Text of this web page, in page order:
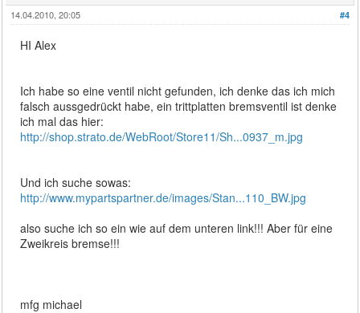
#4
14.04.2010, 20:05
HI Alex
Ich habe so eine ventil nicht gefunden, ich denke das ich mich
falsch aussgedrückt habe, ein trittplatten bremsventil ist denke
ich mal das hier:
http://shop.strato.de/WebRoot/Store11/Sh...0937_m.jpg
Und ich suche sowas:
http://www.mypartspartner.de/images/Stan...110_BW.jpg
also suche ich so ein wie auf dem unteren link!!! Aber für eine
Zweikreis bremse!!!
mfg michael